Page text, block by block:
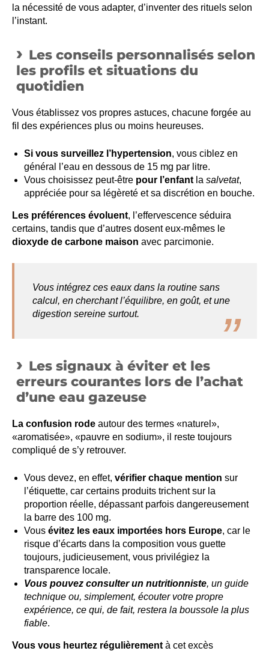
la nécessité de vous adapter, d’inventer des rituels selon
l’instant.
Les conseils personnalisés selon
les profils et situations du
quotidien
Vous établissez vos propres astuces, chacune forgée au
fil des expériences plus ou moins heureuses.
Si vous surveillez l’hypertension, vous ciblez en
général l’eau en dessous de 15 mg par litre.
Vous choisissez peut-être pour l’enfant la salvetat,
appréciée pour sa légèreté et sa discrétion en bouche.
Les préférences évoluent, l’effervescence séduira
certains, tandis que d’autres dosent eux-mêmes le
dioxyde de carbone maison avec parcimonie.
Vous intégrez ces eaux dans la routine sans
calcul, en cherchant l’équilibre, en goût, et une
digestion sereine surtout.
Les signaux à éviter et les
erreurs courantes lors de l’achat
d’une eau gazeuse
La confusion rode autour des termes «naturel»,
«aromatisée», «pauvre en sodium», il reste toujours
compliqué de s’y retrouver.
Vous devez, en effet, vérifier chaque mention sur
l’étiquette, car certains produits trichent sur la
proportion réelle, dépassant parfois dangereusement
la barre des 100 mg.
Vous évitez les eaux importées hors Europe, car le
risque d’écarts dans la composition vous guette
toujours, judicieusement, vous privilégiez la
transparence locale.
Vous pouvez consulter un nutritionniste, un guide
technique ou, simplement, écouter votre propre
expérience, ce qui, de fait, restera la boussole la plus
fiable.
Vous vous heurtez régulièrement à cet excès